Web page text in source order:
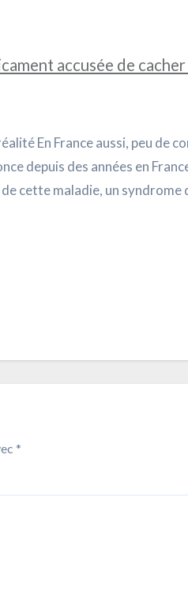
accusée de
En France aussi, peu de
depuis des années en
cette maladie, un syndrome
*